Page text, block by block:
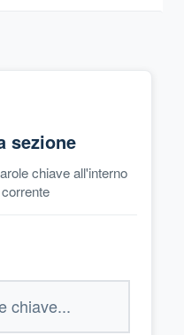
sezione
chiave all'interno